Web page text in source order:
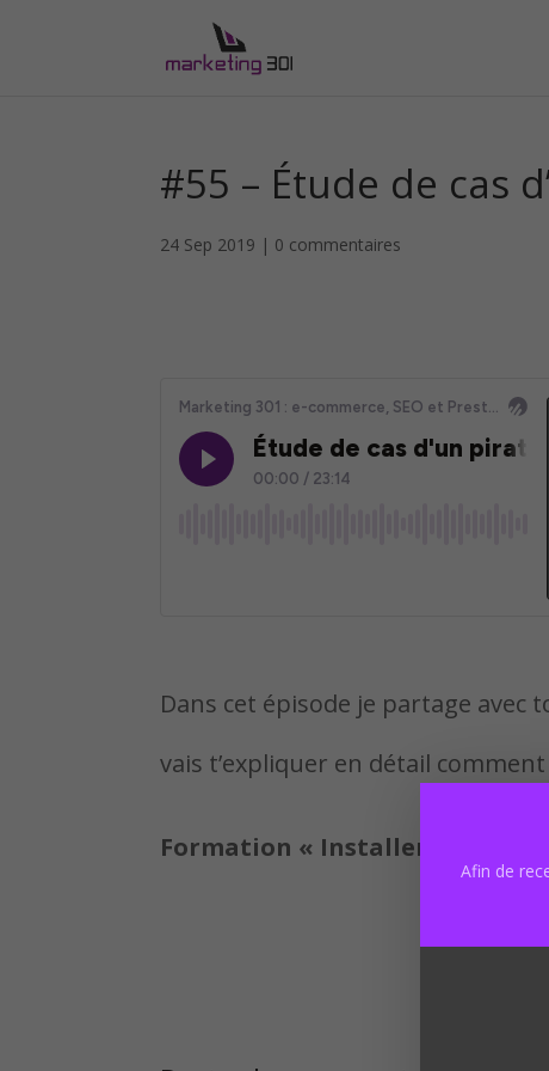
#55 – Étude de cas
24 Sep 2019 | 0 commentaires
Dans cet épisode je partage avec
vais t’expliquer en détail
Formation « Installer
Afin de